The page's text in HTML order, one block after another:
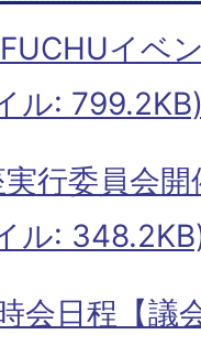
イベ
ル:
行委員会
ル:
会日程【議